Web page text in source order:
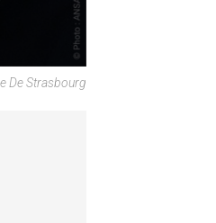
De Strasbourg